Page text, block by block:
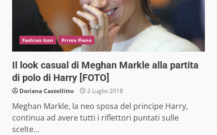
Fashion Icon Primo Piano
Il look casual di Meghan Markle alla partita
di polo di Harry [FOTO]
Doriana Castellitto 2 Luglio 2018
Meghan Markle, la neo sposa del principe Harry,
continua ad avere tutti i riflettori puntati sulle
scelte...